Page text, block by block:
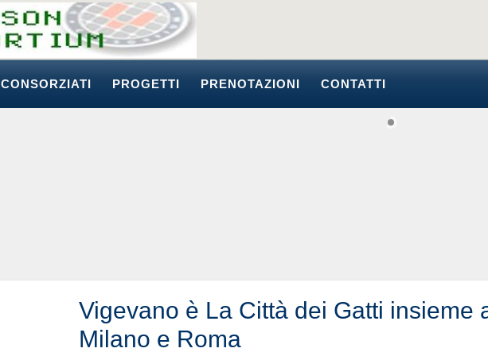
CONSORZIATI PROGETTI PRENOTAZIONI CONTATTI
Vigevano è La Città dei Gatti insieme
Milano e Roma